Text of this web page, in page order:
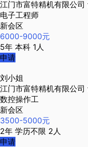
江门市富特精机有限公司
电子工程师
新会区
6000-9000元
5年 本科 1人
申请
刘小姐
江门市富特精机有限公司
数控操作工
新会区
3500-5000元
2年 学历不限 2人
申请